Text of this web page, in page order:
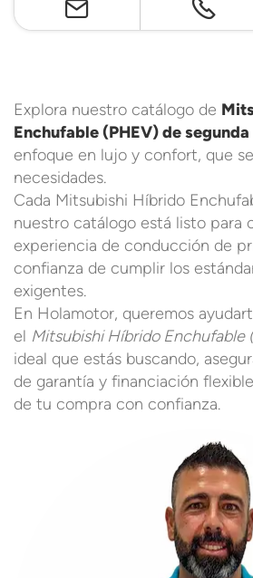
Explora nuestro catálogo de
Enchufable (PHEV) de
enfoque en lujo y confort, que
necesidades.
Cada Mitsubishi Híbrido
nuestro catálogo está listo para
experiencia de conducción de
confianza de cumplir los
exigentes.
En Holamotor, queremos
el Mitsubishi Híbrido Enchufable
ideal que estás buscando,
de garantía y financiación
de tu compra con confianza.